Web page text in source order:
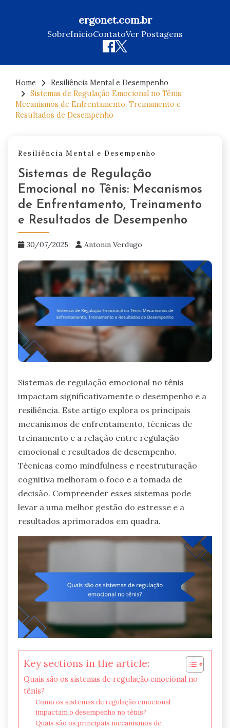
ergonet.com.br
SobreInícioContatoVer Postagens
content
Home
Resiliência Mental e Desempenho
Sistemas de Regulação Emocional no Tênis:
Mecanismos de Enfrentamento, Treinamento e
Resultados de Desempenho
Resiliência Mental e Desempenho
Sistemas de Regulação
Emocional no Tênis: Mecanismos
de Enfrentamento, Treinamento
e Resultados de Desempenho
30/07/2025 Antonin Verdugo
Sistemas de regulação emocional no tênis
impactam significativamente o desempenho e a
resiliência. Este artigo explora os principais
mecanismos de enfrentamento, técnicas de
treinamento e a relação entre regulação
emocional e resultados de desempenho.
Técnicas como mindfulness e reestruturação
cognitiva melhoram o foco e a tomada de
decisão. Compreender esses sistemas pode
levar a uma melhor gestão do estresse e a
resultados aprimorados em quadra.
Key sections in the article:
Quais são os sistemas de regulação emocional no
tênis?
Como os sistemas de regulação emocional
impactam o desempenho no tênis?
Quais são os principais mecanismos de